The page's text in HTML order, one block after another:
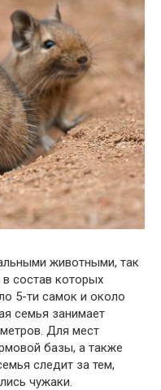
животными, так
состав которых
5-ти самок и около
семья занимает
Для мест
базы, а также
следит за тем,
чужаки.